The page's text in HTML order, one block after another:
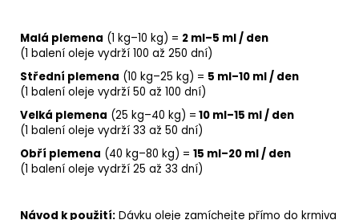
Malá plemena (1 kg–10 kg) = 2 ml–5 ml / den
(1 balení oleje vydrží 100 až 250 dní)
Střední plemena (10 kg–25 kg) = 5 ml–10 ml / den
(1 balení oleje vydrží 50 až 100 dní)
Velká plemena (25 kg–40 kg) = 10 ml–15 ml / den
(1 balení oleje vydrží 33 až 50 dní)
Obří plemena (40 kg–80 kg) = 15 ml–20 ml / den
(1 balení oleje vydrží 25 až 33 dní)
Návod k použití: Dávku oleje zamíchejte přímo do krmiva